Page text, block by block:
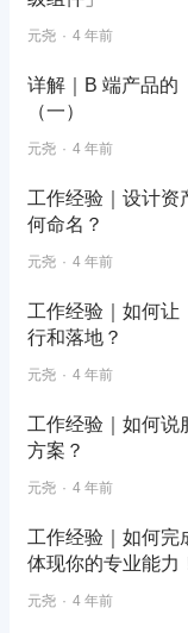
元尧 4 年前
详解｜B 端产品的
（一）
元尧 4 年前
工作经验｜设计资
何命名？
元尧 4 年前
工作经验｜如何让
行和落地？
元尧 4 年前
工作经验｜如何说
方案？
元尧 4 年前
工作经验｜如何完
体现你的专业能力
元尧 4 年前